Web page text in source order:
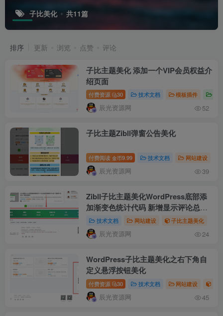
子比美化 共11篇
排序 更新 浏览 点赞 评论
子比主题美化 添加一个VIP会员权益介
绍页面
付费资源 30 技术文档 模板插件
辰光资源网 52
子比主题Zibll弹窗公告美化
付费阅读 金币9.99 技术文档 网站建设
辰光资源网 39
Zibll子比主题美化WordPress底部添
加渐变色统计代码 新增显示评论总数
及本周发布文章数
技术文档 网站建设 子比主题美化
辰光资源网 24
WordPress子比主题美化之右下角自
定义悬浮按钮美化
付费资源 30 技术文档 网站建设
辰光资源网 45